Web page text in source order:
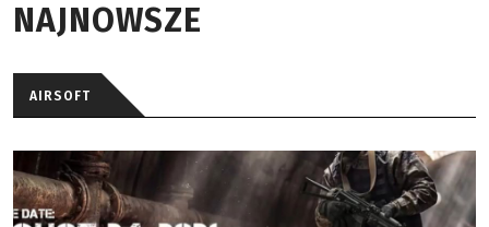
NAJNOWSZE
AIRSOFT